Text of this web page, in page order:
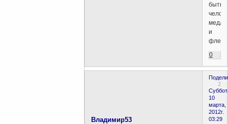
быть
и
0
2
10
марта,
2012г.
03:29
Владимир53